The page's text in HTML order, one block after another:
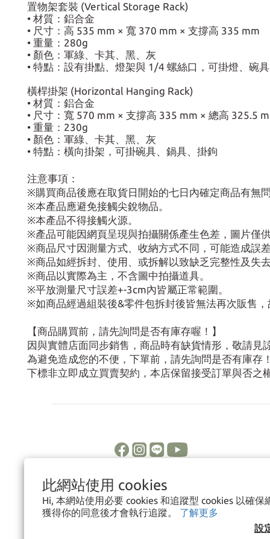
此網站使用 cookies
Hi, 本網站使用必要 cookies 和追蹤型 cookies 以確保
獲得你的同意後才會執行追蹤。 了解更多
設
置物架套裝 (Vertical Storage Rack)
• 材質：鋁合金
• 尺寸：高 535 mm × 寬 370 mm × 支撐高 335 mm
• 重量：280g
• 顏色：軍綠、卡其、黑、灰
• 特點：設有掛點、燈架與 1/4 螺絲口，可掛燈、碗
橫桿掛架 (Horizontal Hanging Rack)
• 材質：鋁合金
• 尺寸：寬 570 mm × 支撐高 335 mm × 總高 325.5
• 重量：230g
• 顏色：軍綠、卡其、黑、灰
• 特點：橫向掛架，可掛碗具、鍋具、掛鉤
注意事項：
※購買商品後應在取貨日開始的七日內確定商品有無
※本產品應避免接觸尖銳物品。
※本產品不得接觸火源。
※產品可能因網頁呈現與拍攝關係產生色差，圖片僅
※商品尺寸因測量方式、收納方式不同，可能造成誤
※商品如經拆封、使用、或拆解以致缺乏完整性及失
※商品以實際為主，不含圖中拍攝道具。
※平放測量尺寸誤差+-3cm內皆屬正常範圍。
※如商品經過組裝後&零件包拆封後皆無法再次販售
【商品購買前，請先詢問是否有庫存喔！】
因與實體店面同步銷售，商品時有缺貨情形，敬請見
為避免造成您的不便，下單前，請先詢問是否有庫存
下標非立即成立買賣契約，本店保留接受訂單與否之